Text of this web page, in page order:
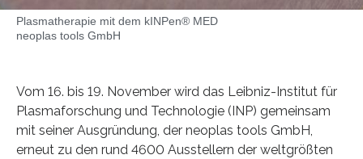
Plasmatherapie mit dem kINPen® MED
neoplas tools GmbH
Vom 16. bis 19. November wird das Leibniz-Institut für
Plasmaforschung und Technologie (INP) gemeinsam
mit seiner Ausgründung, der neoplas tools GmbH,
erneut zu den rund 4600 Ausstellern der weltgrößten